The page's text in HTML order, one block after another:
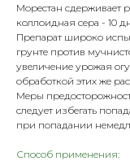
Морестан сдерживает
коллоидная сера - 10
Препарат широко
грунте против
увеличение урожая
обработкой этих же
Меры
следует избегать
при попадании
Способ применения: